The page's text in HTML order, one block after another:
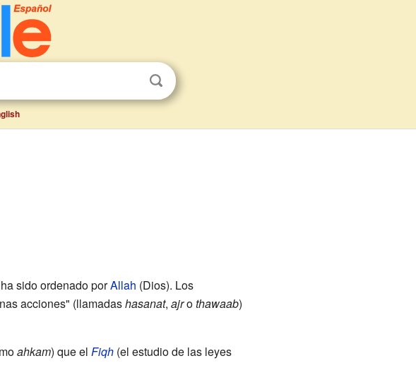
sido ordenado porAllah (Dios). Los
acciones" (llamadashasanat, ajrothawaab)
ahkam) que el Fiqh(el estudio de las leyes